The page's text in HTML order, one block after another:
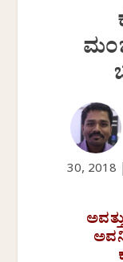
30, 2018